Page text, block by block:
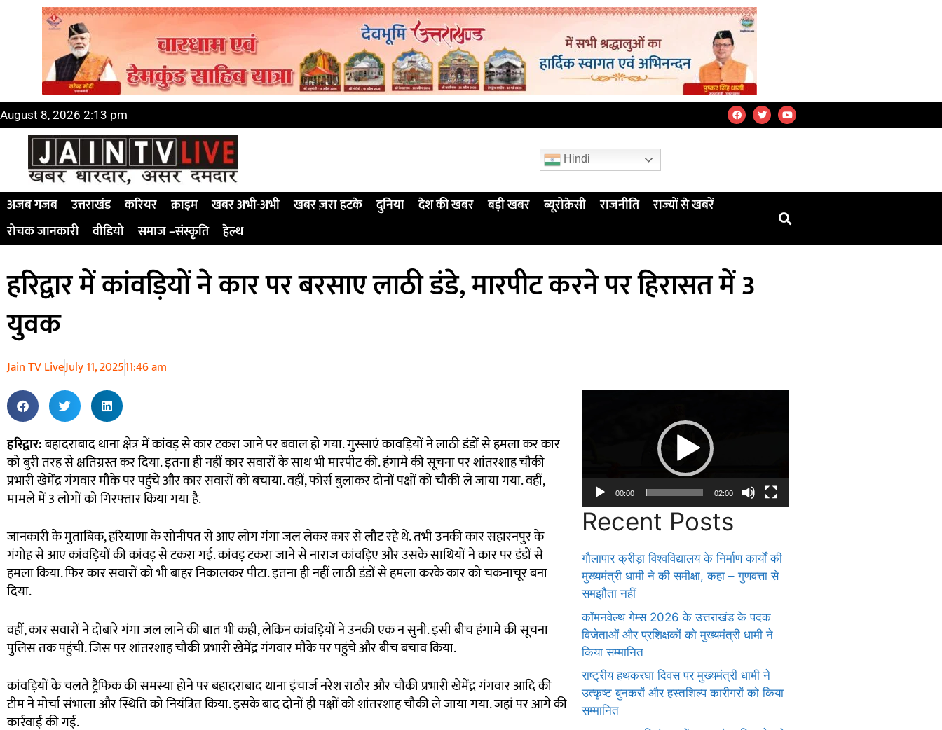
August 8, 2026 2:13 pm
Hindi
अजब गजब उत्तराखंड करियर क्राइम खबर अभी-अभी खबर ज़रा हटके दुनिया देश की खबर बड़ी खबर ब्यूरोक्रेसी राजनीति
राज्यों से खबरें
रोचक जानकारी
वीडियो समाज –संस्कृति हेल्थ
हरिद्वार में कांवड़ियों ने कार पर बरसाए लाठी डंडे, मारपीट करने पर हिरासत में 3
युवक
Jain TV LiveJuly 11, 202511:46 am
हरिद्वार:बहादराबाद थाना क्षेत्र में कांवड़ से कार टकरा जाने पर बवाल हो गया. गुस्साएं कावड़ियों ने लाठी डंडों से हमला कर कार
को बुरी तरह से क्षतिग्रस्त कर दिया. इतना ही नहीं कार सवारों के साथ भी मारपीट की. हंगामे की सूचना पर शांतरशाह चौकी
प्रभारी खेमेंद्र गंगवार मौके पर पहुंचे और कार सवारों को बचाया. वहीं, फोर्स बुलाकर दोनों पक्षों को चौकी ले जाया गया. वहीं,
मामले में 3 लोगों को गिरफ्तार किया गया है.
जानकारी के मुताबिक, हरियाणा के सोनीपत से आए लोग गंगा जल लेकर कार से लौट रहे थे. तभी उनकी कार सहारनपुर के
गंगोह से आए कांवड़ियों की कांवड़ से टकरा गई. कांवड़ टकरा जाने से नाराज कांवड़िए और उसके साथियों ने कार पर डंडों से
हमला किया. फिर कार सवारों को भी बाहर निकालकर पीटा. इतना ही नहीं लाठी डंडों से हमला करके कार को चकनाचूर बना
दिया.
वहीं, कार सवारों ने दोबारे गंगा जल लाने की बात भी कही, लेकिन कांवड़ियों ने उनकी एक न सुनी. इसी बीच हंगामे की सूचना
पुलिस तक पहुंची. जिस पर शांतरशाह चौकी प्रभारी खेमेंद्र गंगवार मौके पर पहुंचे और बीच बचाव किया.
कांवड़ियों के चलते ट्रैफिक की समस्या होने पर बहादराबाद थाना इंचार्ज नरेश राठौर और चौकी प्रभारी खेमेंद्र गंगवार आदि की
टीम ने मोर्चा संभाला और स्थिति को नियंत्रित किया. इसके बाद दोनों ही पक्षों को शांतरशाह चौकी ले जाया गया. जहां पर आगे की
कार्रवाई की गई.
00:00 02:00
Recent Posts
गौलापार क्रीड़ा विश्वविद्यालय के निर्माण कार्यों की
मुख्यमंत्री धामी ने की समीक्षा, कहा – गुणवत्ता से
समझौता नहीं
कॉमनवेल्थ गेम्स 2026 के उत्तराखंड के पदक
विजेताओं और प्रशिक्षकों को मुख्यमंत्री धामी ने
किया सम्मानित
राष्ट्रीय हथकरघा दिवस पर मुख्यमंत्री धामी ने
उत्कृष्ट बुनकरों और हस्तशिल्प कारीगरों को किया
सम्मानित